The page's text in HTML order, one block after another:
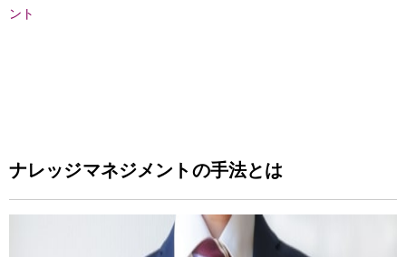
ント
ナレッジマネジメントの手法とは